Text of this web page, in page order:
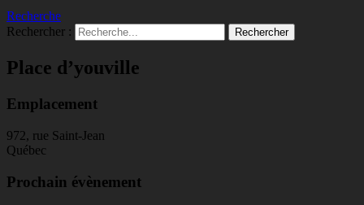
Recherche
Rechercher :
Place d’youville
Emplacement
972, rue Saint-Jean
Québec
Prochain évènement